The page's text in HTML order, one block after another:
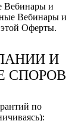
Вебинары и
Вебинары и
этой Оферты.
И
СПОРОВ
по